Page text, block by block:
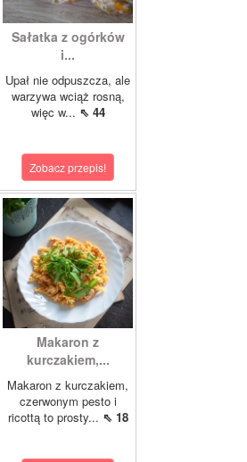
Sałatka z ogórków
i...
Upał nie odpuszcza, ale
warzywa wciąż rosną,
więc w... ⇖ 44
Zobacz przepis!
Makaron z
kurczakiem,...
Makaron z kurczakiem,
czerwonym pesto i
ricottą to prosty... ⇖ 18